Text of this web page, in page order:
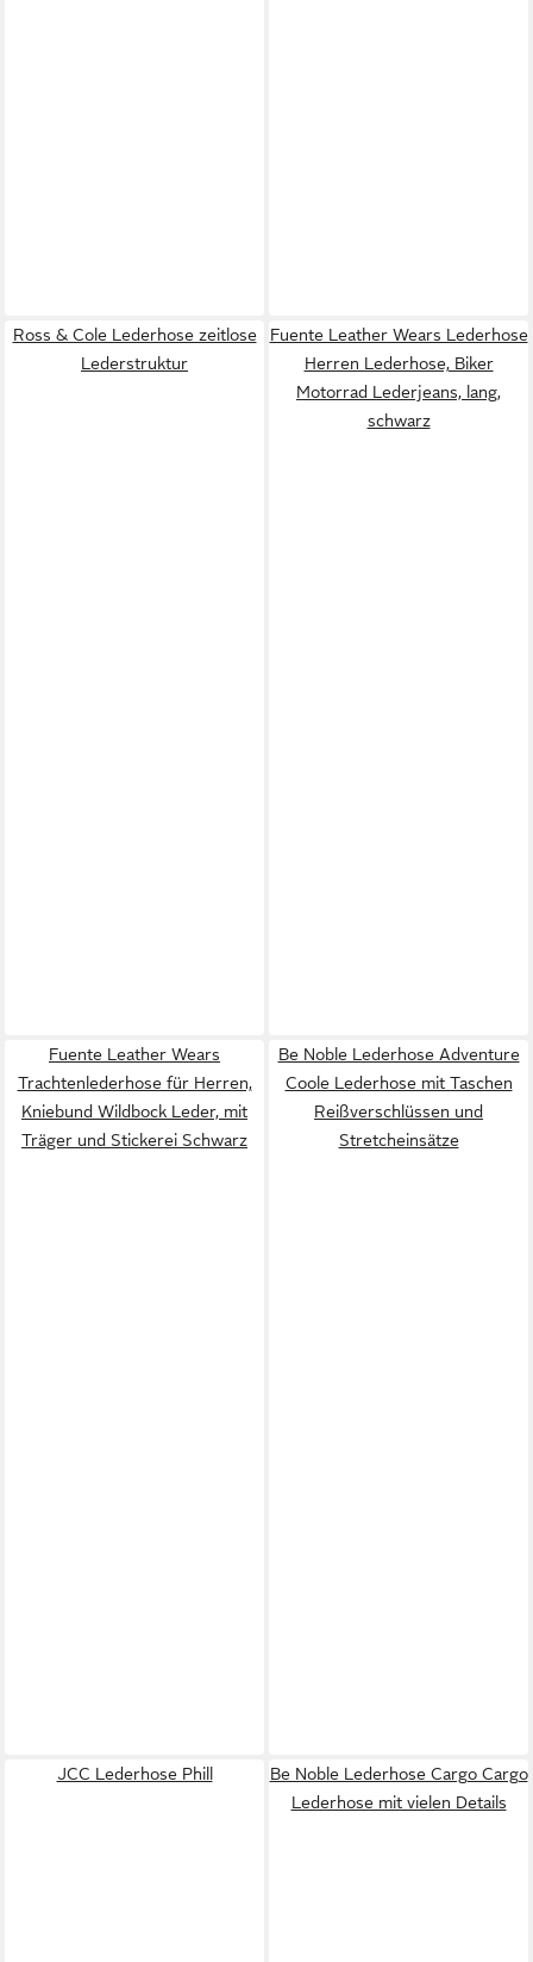
Ross & Cole Lederhose zeitlose
Lederstruktur
Fuente Leather Wears Lederhose
Herren Lederhose, Biker
Motorrad Lederjeans, lang,
schwarz
Fuente Leather Wears
Trachtenlederhose für Herren,
Kniebund Wildbock Leder, mit
Träger und Stickerei Schwarz
Be Noble Lederhose Adventure
Coole Lederhose mit Taschen
Reißverschlüssen und
Stretcheinsätze
JCC Lederhose Phill
Be Noble Lederhose Cargo Cargo
Lederhose mit vielen Details